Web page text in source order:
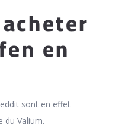
en
sont en effet
du Valium.